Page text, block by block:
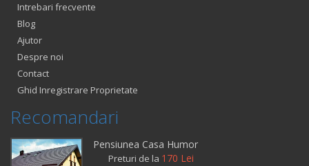
Intrebari frecvente
Blog
Ajutor
Despre noi
Contact
Ghid Inregistrare Proprietate
Recomandari
Pensiunea Casa Humor
Preturi de la 170 Lei